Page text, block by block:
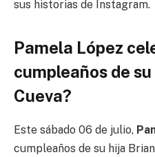
sus historias de Instagram.
Pamela López
cumpleaños de
Cueva?
Este sábado 06 de julio,
cumpleaños de su hija